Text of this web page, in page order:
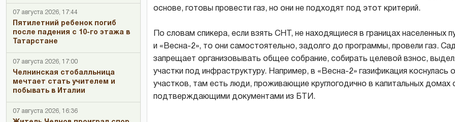
07 августа 2026, 17:44
Пятилетний ребенок погиб
после падения с 10-го этажа в
Татарстане
07 августа 2026, 17:00
Челнинская стобалльница
мечтает стать учителем и
побывать в Италии
07 августа 2026, 16:36
основе, готовы провести газ, но они не подходят под этот критерий.
По словам спикера, если взять СНТ, не находящиеся в границах населенных
и «Весна-2», то они самостоятельно, задолго до программы, провели газ.
запрещает организовывать общее собрание, собирать целевой взнос,
участки под инфраструктуру. Например, в «Весна-2» газификация коснулась
участков, там есть люди, проживающие круглогодично в капитальных домах
подтверждающими документами из БТИ.